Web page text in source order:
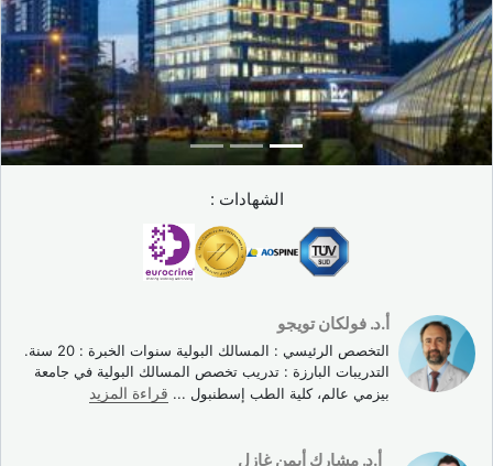
الشهادات :
أ.د. فولكان تويجو
التخصص الرئيسي : المسالك البولية سنوات الخبرة : 20 سنة.
التدريبات البارزة : تدريب تخصص المسالك البولية في جامعة
بيزمي عالم، كلية الطب إسطنبول ... قراءة المزيد
أ.د. مشارك أيمن غازل